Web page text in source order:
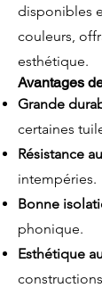
disponibles
couleurs,
esthétique.
Avantages
Grande
certaines
Résistance
intempéries.
Bonne
phonique.
Esthétique